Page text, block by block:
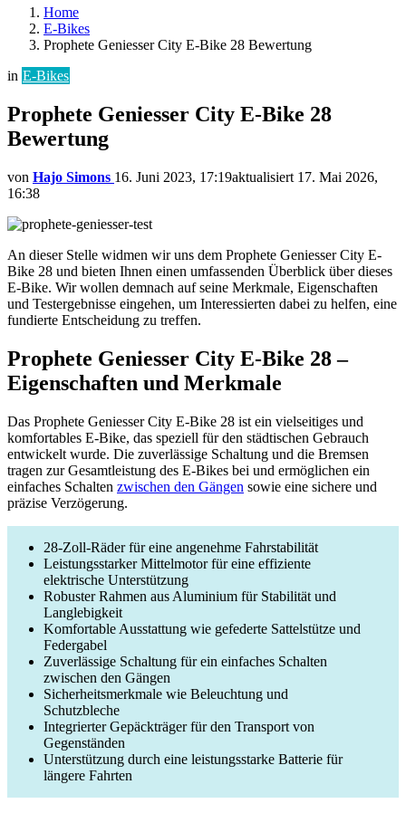
Home
E-Bikes
Prophete Geniesser City E-Bike 28 Bewertung
in E-Bikes
Prophete Geniesser City E-Bike 28
Bewertung
von Hajo Simons 16. Juni 2023, 17:19aktualisiert 17. Mai 2026,
16:38
An dieser Stelle widmen wir uns dem Prophete Geniesser City E-
Bike 28 und bieten Ihnen einen umfassenden Überblick über dieses
E-Bike. Wir wollen demnach auf seine Merkmale, Eigenschaften
und Testergebnisse eingehen, um Interessierten dabei zu helfen, eine
fundierte Entscheidung zu treffen.
Prophete Geniesser City E-Bike 28 –
Eigenschaften und Merkmale
Das Prophete Geniesser City E-Bike 28 ist ein vielseitiges und
komfortables E-Bike, das speziell für den städtischen Gebrauch
entwickelt wurde. Die zuverlässige Schaltung und die Bremsen
tragen zur Gesamtleistung des E-Bikes bei und ermöglichen ein
einfaches Schalten zwischen den Gängen sowie eine sichere und
präzise Verzögerung.
28-Zoll-Räder für eine angenehme Fahrstabilität
Leistungsstarker Mittelmotor für eine effiziente
elektrische Unterstützung
Robuster Rahmen aus Aluminium für Stabilität und
Langlebigkeit
Komfortable Ausstattung wie gefederte Sattelstütze und
Federgabel
Zuverlässige Schaltung für ein einfaches Schalten
zwischen den Gängen
Sicherheitsmerkmale wie Beleuchtung und
Schutzbleche
Integrierter Gepäckträger für den Transport von
Gegenständen
Unterstützung durch eine leistungsstarke Batterie für
längere Fahrten